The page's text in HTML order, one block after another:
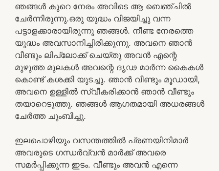
ഞങ്ങൾ കുറെ നേരം അവിടെ ആ ബെഞ്ചിൽ
ചേർന്നിരുന്നു.ഒരു യുദ്ധം വിജയിച്ചു വന്ന
പട്ടാളക്കാരായിരുന്നു ഞങ്ങൾ. നീണ്ട നേരത്തെ
യുദ്ധം അവസാനിച്ചിരിക്കുന്നു. അവനെ ഞാൻ
വീണ്ടും ലിപ്ലോക്ക് ചെയ്തു അവൻ എന്റെ
മുഴുത്ത മുലകൾ അവന്റെ ദൃഢ മാർന്ന കൈകൾ
കൊണ്ട് കശക്കി യുടച്ചു. ഞാൻ വീണ്ടും മൂഡായി,
അവനെ ഉള്ളിൽ സ്വീകരിക്കാൻ ഞാൻ വീണ്ടും
തയാറെടുത്തു. ഞങ്ങൾ ആഗതമായി അധരങ്ങൾ
ചേർത്ത ചുംബിച്ചു.
ഇലപൊഴിയും വസന്തത്തിൽ പ്രണയിനിമാർ
അവരുടെ ഗന്ധർവ്വൻ മാർക്ക് അവരെ
സമർപ്പിക്കുന്ന ഇടം. വീണ്ടും അവൻ എന്നെ